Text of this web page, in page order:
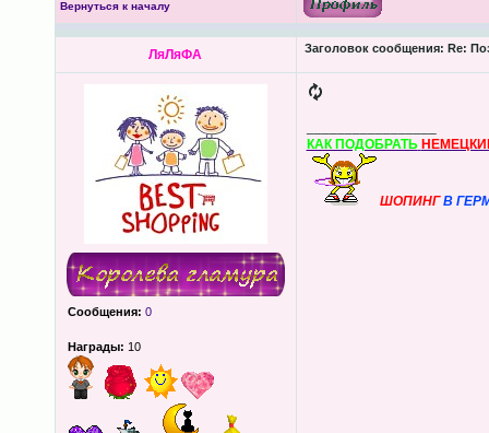
Вернуться к началу
ЛяЛяФА Заголовок сообщения: Re:
Сообщения: 0
Награды: 10
КАК ПОДОБРАТЬ
ШОПИНГВ